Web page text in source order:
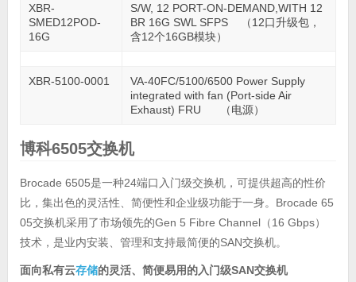
XBR-
SMED12POD-
16G
S/W, 12 PORT-ON-DEMAND,WITH 12
BR 16G SWL SFPS （12口升级包，
含12个16GB模块）
XBR-5100-0001
VA-40FC/5100/6500 Power Supply
integrated with fan (Port-side Air
Exhaust) FRU （电源）
博科6505交换机
Brocade 6505是一种24端口入门级交换机，可提供超高的性价
比，集出色的灵活性、简便性和企业级功能于一身。Brocade 65
05交换机采用了市场领先的Gen 5 Fibre Channel（16 Gbps）
技术，是业内安装、管理和支持最简便的SAN交换机。
面向私有云存储的灵活、简便易用的入门级SAN交换机